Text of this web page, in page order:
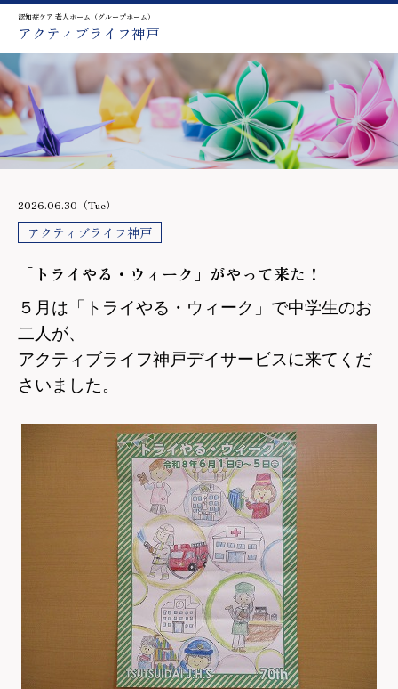
認知症ケア 老人ホーム（グループホーム）
アクティブライフ神戸
2026.06.30（Tue）
アクティブライフ神戸
「トライやる・ウィーク」がやって来た！
５月は「トライやる・ウィーク」で中学生のお
二人が、
アクティブライフ神戸デイサービスに来てくだ
さいました。